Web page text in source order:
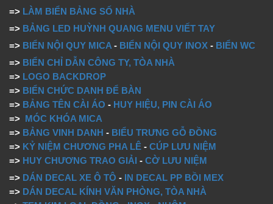
=> LÀM BIỂN BẢNG SỐ NHÀ
=> BẢNG LED HUỲNH QUANG MENU VIẾT TAY
=> BIỂN NỘI QUY MICA - BIỂN NỘI QUY INOX - BIỂN WC
=> BIỂN CHỈ DẪN CÔNG TY, TÒA NHÀ
=> LOGO BACKDROP
=> BIỂN CHỨC DANH ĐỂ BÀN
=> BẢNG TÊN CÀI ÁO - HUY HIỆU, PIN CÀI ÁO
=> MÓC KHÓA MICA
=> BẢNG VINH DANH - BIỂU TRƯNG GỖ ĐỒNG
=> KỶ NIỆM CHƯƠNG PHA LÊ - CÚP LƯU NIỆM
=> HUY CHƯƠNG TRAO GIẢI - CỜ LƯU NIỆM
=> DÁN DECAL XE Ô TÔ - IN DECAL PP BỒI MEX
=> DÁN DECAL KÍNH VĂN PHÒNG, TÒA NHÀ